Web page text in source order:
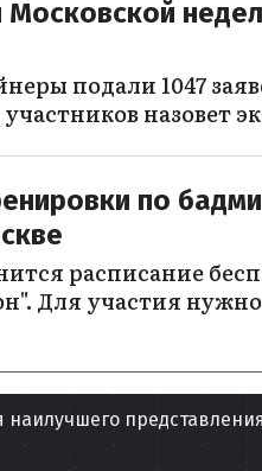
Московской
подали 1047
назовет
по
расписание
Для участия нужно